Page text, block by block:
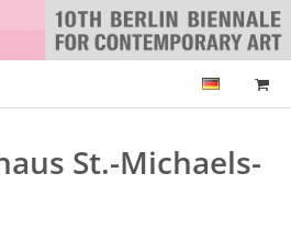
St.-Michaels-